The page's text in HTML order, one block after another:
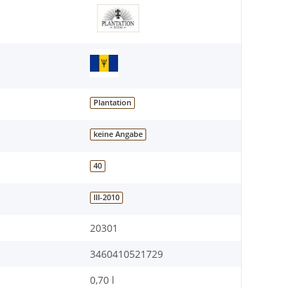
Plantation
keine Angabe
40
III-2010
20301
3460410521729
0,70 l